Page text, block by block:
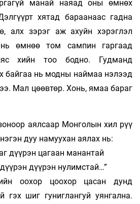
манай наяад оны өмнөх
хятад бараанаас гадна
алх зэрэг аж ахуйн хэрэглэл
нь өмнөө том сампин гаргаад
хийн тоо бодно. Гудманд
байгаа нь модны наймаа нэлээд
Мал цөөвтөр. Хонь, ямаа бараг
аялсаар Монголын хил рүү
дуу намуухан аялах нь:
дүүрэн цагаан манантай
дүүрэн нулимстай…”
оохор цоохор цасан дунд
гэх шиг гуниглангуй уянгална.